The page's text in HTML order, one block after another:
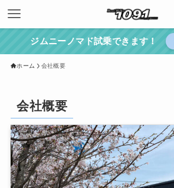
ジムニーノマド試乗できます！
ホーム 会社概要
会社概要